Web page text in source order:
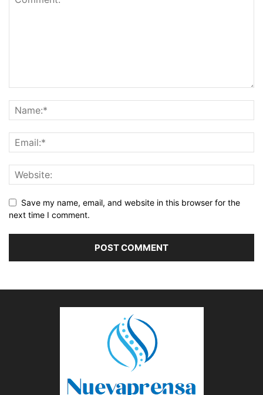
Save my name, email, and website in this browser for the
next time I comment.